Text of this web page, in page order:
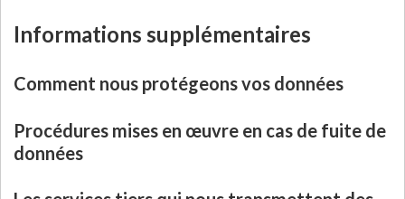
Informations supplémentaires
Comment nous protégeons vos données
Procédures mises en œuvre en cas de fuite de
données